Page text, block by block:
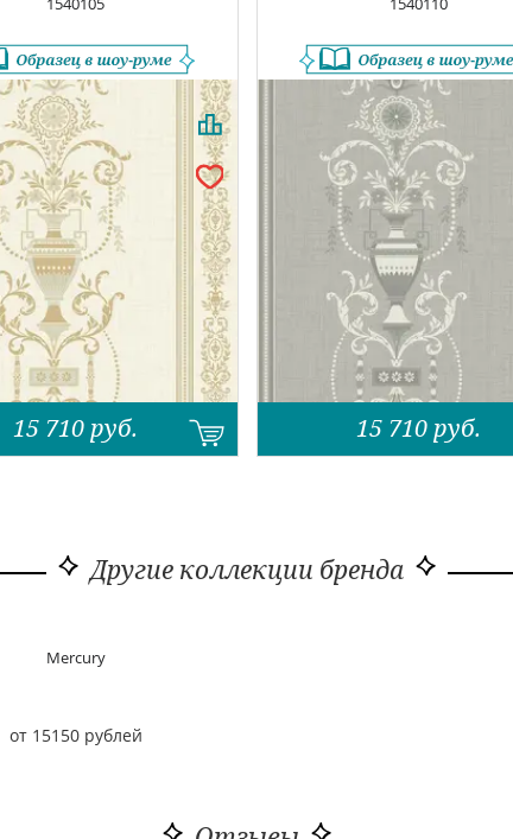
1540105
15 710 руб.
1540110
15 710 руб.
Другие коллекции бренда
Mercury
от 15150 рублей